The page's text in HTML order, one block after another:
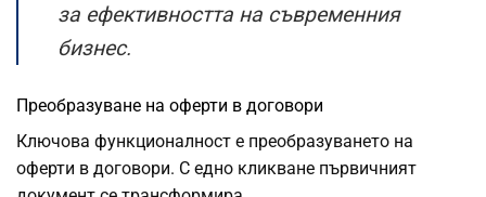
за ефективността на съвременния
бизнес.
Преобразуване на оферти в договори
Ключова функционалност е преобразуването на
оферти в договори. С едно кликване първичният